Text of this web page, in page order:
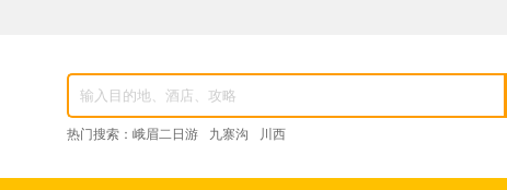
，成都跟团游、九寨沟纯玩团、峨眉山深度游、稻城亚丁摄影之旅等特色线路。
热门搜索： 峨眉二日游 九寨沟 川西